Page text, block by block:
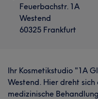
Feuerbachstr. 1A
Westend
60325 Frankfurt
Ihr Kosmetikstudio "1A
Westend. Hier dreht sich
medizinische